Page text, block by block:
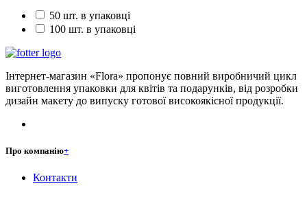
50 шт. в упаковці
100 шт. в упаковці
Інтернет-магазин «Flora» пропонує повний виробничий цикл
виготовлення упаковки для квітів та подарунків, від розробки
дизайн макету до випуску готової високоякісної продукції.
Про компанію+
Контакти